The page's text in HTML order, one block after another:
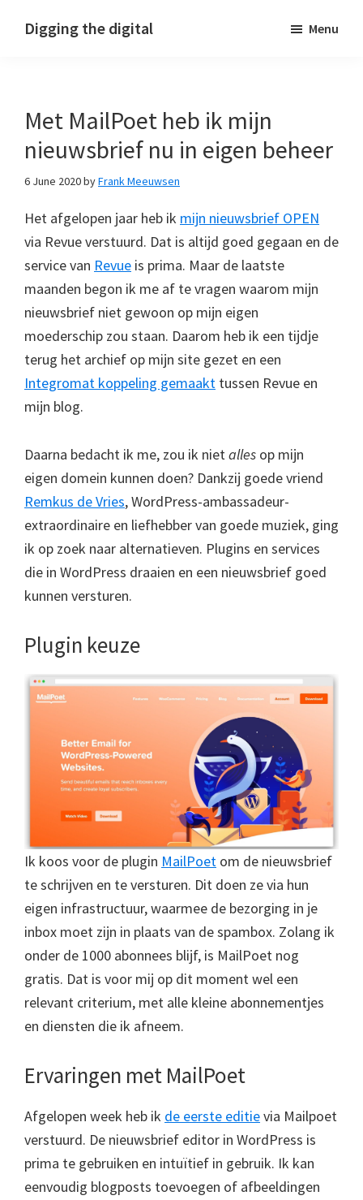
Digging the digital Menu
Met MailPoet heb ik mijn
nieuwsbrief nu in eigen beheer
6 June 2020byFrank Meeuwsen
Het afgelopen jaar heb ik mijn nieuwsbrief OPEN
via Revue verstuurd. Dat is altijd goed gegaan en de
service van Revue is prima. Maar de laatste
maanden begon ik me af te vragen waarom mijn
nieuwsbrief niet gewoon op mijn eigen
moederschip zou staan. Daarom heb ik een tijdje
terug het archief op mijn site gezet en een
Integromat koppeling gemaakt tussen Revue en
mijn blog.
Daarna bedacht ik me, zou ik nietalles op mijn
eigen domein kunnen doen? Dankzij goede vriend
Remkus de Vries, WordPress-ambassadeur-
extraordinaire en liefhebber van goede muziek, ging
ik op zoek naar alternatieven. Plugins en services
die in WordPress draaien en een nieuwsbrief goed
kunnen versturen.
Plugin keuze
Ik koos voor de plugin MailPoet om de nieuwsbrief
te schrijven en te versturen. Dit doen ze via hun
eigen infrastructuur, waarmee de bezorging in je
inbox moet zijn in plaats van de spambox. Zolang ik
onder de 1000 abonnees blijf, is MailPoet nog
gratis. Dat is voor mij op dit moment wel een
relevant criterium, met alle kleine abonnementjes
en diensten die ik afneem.
Ervaringen met MailPoet
Afgelopen week heb ik de eerste editievia Mailpoet
verstuurd. De nieuwsbrief editor in WordPress is
prima te gebruiken en intuïtief in gebruik. Ik kan
eenvoudig blogposts toevoegen of afbeeldingen